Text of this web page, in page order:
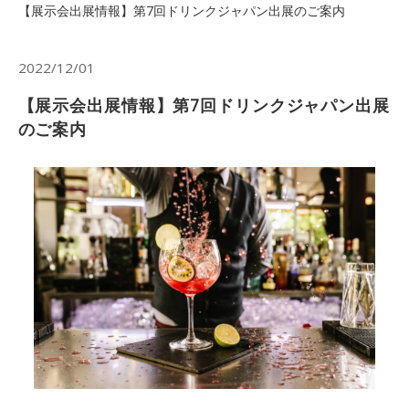
【展示会出展情報】第7回ドリンクジャパン出展のご案内
2022/12/01
【展示会出展情報】第7回ドリンクジャパン出展
のご案内